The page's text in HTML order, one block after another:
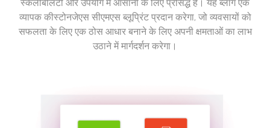
स्केलेबिलिटी और उपयोग में आसानी के लिए प्रसिद्ध है। यह ब्लॉग एक
व्यापक कीस्टोनजेएस सीएमएस ब्लूप्रिंट प्रदान करेगा, जो व्यवसायों को
सफलता के लिए एक ठोस आधार बनाने के लिए अपनी क्षमताओं का लाभ
उठाने में मार्गदर्शन करेगा।